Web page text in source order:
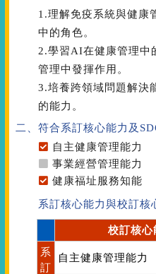
1.理解免疫系統與健康
中的角色。
2.學習AI在健康管理中
管理中發揮作用。
3.培養跨領域問題解決
的能力。
二、符合系訂核心能力 及
自主健康管理能力
事業經營管理能力
健康福址服務知能
系訂核心能力與校訂核
校訂核心
系
訂
自主健康管理能力